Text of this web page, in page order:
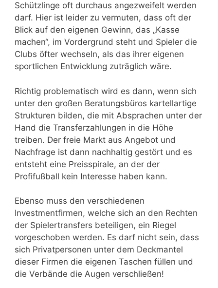
Schützlinge oft durchaus angezweifelt werden
darf. Hier ist leider zu vermuten, dass oft der
Blick auf den eigenen Gewinn, das „Kasse
machen“, im Vordergrund steht und Spieler die
Clubs öfter wechseln, als das ihrer eigenen
sportlichen Entwicklung zuträglich wäre.
Richtig problematisch wird es dann, wenn sich
unter den großen Beratungsbüros kartellartige
Strukturen bilden, die mit Absprachen unter der
Hand die Transferzahlungen in die Höhe
treiben. Der freie Markt aus Angebot und
Nachfrage ist dann nachhaltig gestört und es
entsteht eine Preisspirale, an der der
Profifußball kein Interesse haben kann.
Ebenso muss den verschiedenen
Investmentfirmen, welche sich an den Rechten
der Spielertransfers beteiligen, ein Riegel
vorgeschoben werden. Es darf nicht sein, dass
sich Privatpersonen unter dem Deckmantel
dieser Firmen die eigenen Taschen füllen und
die Verbände die Augen verschließen!